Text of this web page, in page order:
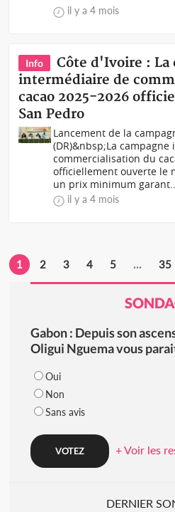
il y a 4 mois
Info
Côte d'Ivoire : La
intermédiaire de
cacao 2025-2026
San Pedro
Lancement de la
(DR)&nbsp;La
commercialisation du
officiellement ouverte le
un prix minimum
il y a 4 mois
1 2 3 4 5 ... 35
Gabon : Depuis son
Oligui Nguema vous
Oui
Non
Sans avis
+ Voir les
DERNIER